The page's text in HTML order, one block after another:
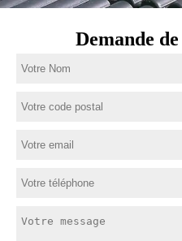
Demande